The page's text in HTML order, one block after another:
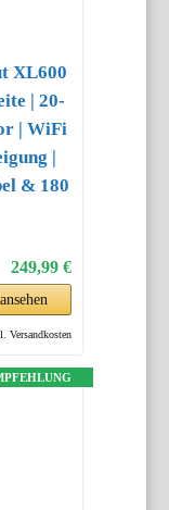
XL600
| 20-
| WiFi
|
& 180
249,99 €
Versandkosten